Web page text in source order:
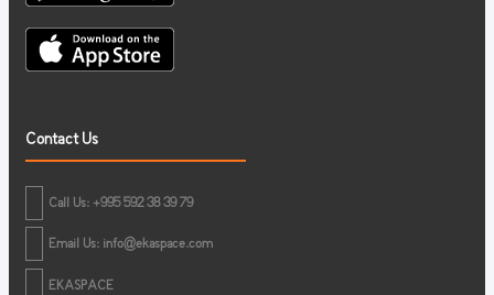
Contact Us
Call Us: +995 592 38 39 79
Email Us: info@ekaspace.com
EKASPACE